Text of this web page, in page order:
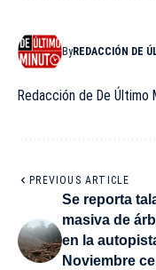
ByREDACCIÓN DE
Redacción de De Último
PREVIOUS ARTICLE
Se reporta
masiva de
en la
Noviembre